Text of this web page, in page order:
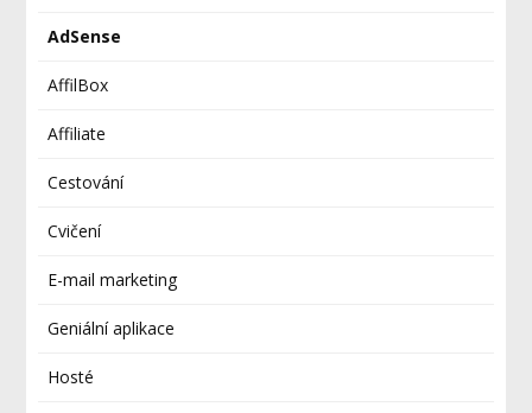
AdSense
AffilBox
Affiliate
Cestování
Cvičení
E-mail marketing
Geniální aplikace
Hosté